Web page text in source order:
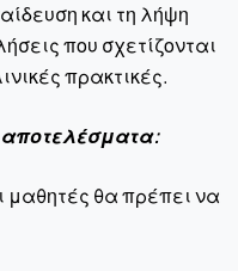
και τη λήψη
που σχετίζονται
πρακτικές.
μαθητές θα πρέπει να